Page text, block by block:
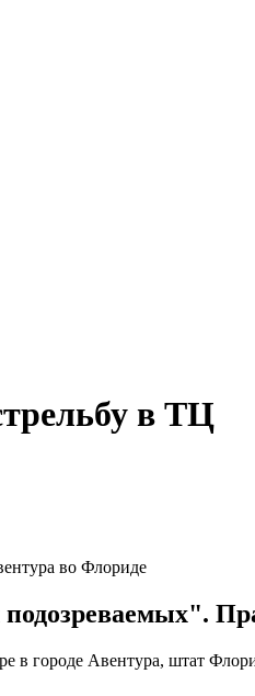
в ТЦ
во Флориде
в городе Авентура, штат